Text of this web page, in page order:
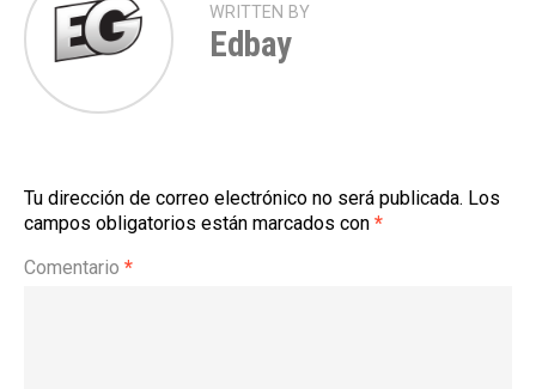
WRITTEN BY
Edbay
Tu dirección de correo electrónico no será publicada. Los
campos obligatorios están marcados con *
Comentario *